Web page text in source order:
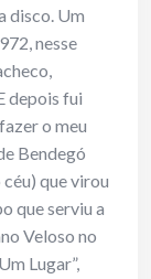
disco. Um
nesse
depois fui
o meu
Bendegó
que virou
que serviu a
Veloso no
Lugar”,